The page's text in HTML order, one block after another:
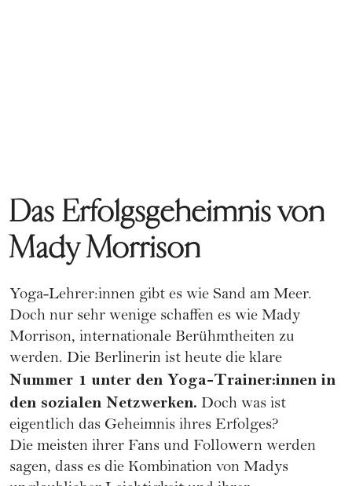
Das Erfolgsgeheimnis von
Mady Morrison
Yoga-Lehrer:innen gibt es wie Sand am Meer.
Doch nur sehr wenige schaffen es wie Mady
Morrison, internationale Berühmtheiten zu
werden. Die Berlinerin ist heute die klare
Nummer 1 unter den Yoga-Trainer:innen in
den sozialen Netzwerken. Doch was ist
eigentlich das Geheimnis ihres Erfolges?
Die meisten ihrer Fans und Followern werden
sagen, dass es die Kombination von Madys